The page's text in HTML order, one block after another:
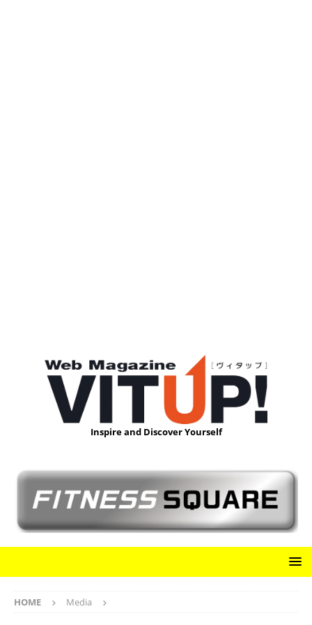
Inspire and Discover Yourself
HOME Media